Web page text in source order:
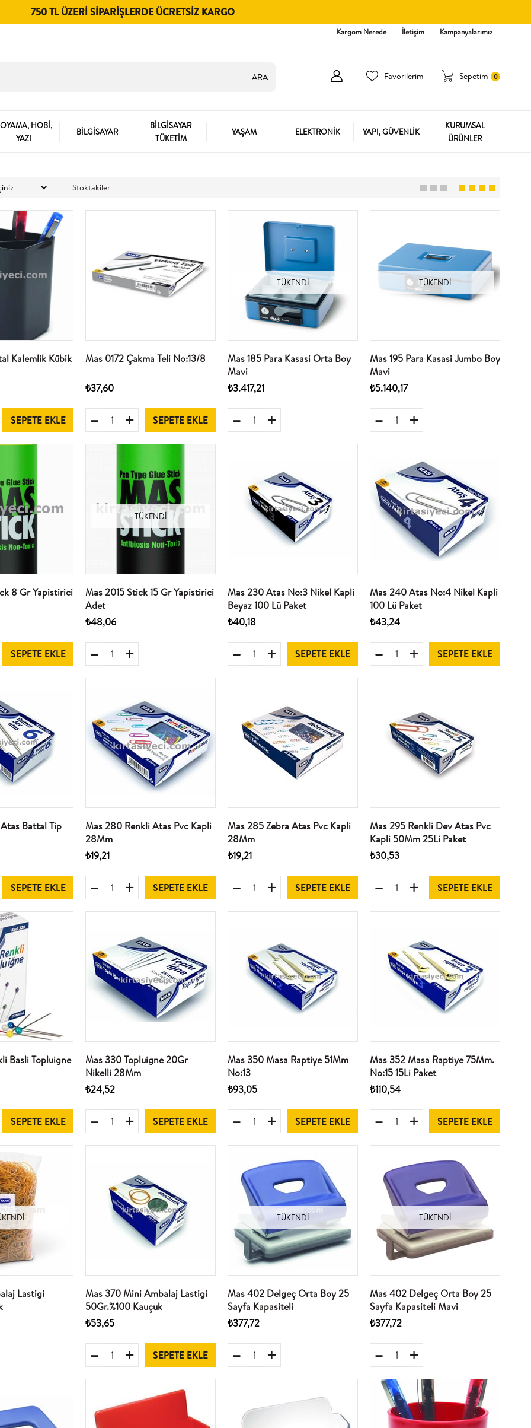
750 TL ÜZERI SIPARIŞLERDE ÜCRETSIZ KARGO
Kargom Nerede İletişim Kampanyalarımız
Sepetim 0
Favorilerim
HOBİ,
YAZI
BİLGİSAYAR
BİLGİSAYAR
TÜKETİM
YAŞAM ELEKTRONİK YAPI, GÜVENLİK
KURUMSAL
ÜRÜNLER
Stoktakiler
Kalemlik Kübik
SEPETE EKLE
Mas 0172 Çakma Teli No:13/8
₺37,60
SEPETE EKLE
TÜKENDI
Mas 185 Para Kasasi Orta Boy
Mavi
₺3.417,21
TÜKENDI
Mas 195 Para Kasasi Jumbo Boy
Mavi
₺5.140,17
8 Gr Yapistirici
SEPETE EKLE
TÜKENDI
Mas 2015 Stick 15 Gr Yapistirici
Adet
₺48,06
Mas 230 Atas No:3 Nikel Kapli
Beyaz 100 Lü Paket
₺40,18
SEPETE EKLE
Mas 240 Atas No:4 Nikel Kapli
100 Lü Paket
₺43,24
SEPETE EKLE
Battal Tip
SEPETE EKLE
Mas 280 Renkli Atas Pvc Kapli
28Mm
₺19,21
SEPETE EKLE
Mas 285 Zebra Atas Pvc Kapli
28Mm
₺19,21
SEPETE EKLE
Mas 295 Renkli Dev Atas Pvc
Kapli 50Mm 25Li Paket
₺30,53
SEPETE EKLE
Basli Topluigne
SEPETE EKLE
Mas 330 Topluigne 20Gr
Nikelli 28Mm
₺24,52
SEPETE EKLE
Mas 350 Masa Raptiye 51Mm
No:13
₺93,05
SEPETE EKLE
Mas 352 Masa Raptiye 75Mm.
No:15 15Li Paket
₺110,54
SEPETE EKLE
Lastigi
Mas 370 Mini Ambalaj Lastigi
50Gr.%100 Kauçuk
₺53,65
SEPETE EKLE
TÜKENDI
Mas 402 Delgeç Orta Boy 25
Sayfa Kapasiteli
₺377,72
TÜKENDI
Mas 402 Delgeç Orta Boy 25
Sayfa Kapasiteli Mavi
₺377,72